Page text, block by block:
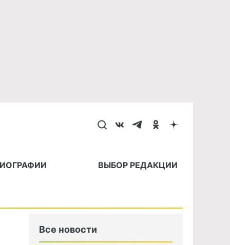
ВЫБОР РЕДАКЦИИ
Все новости